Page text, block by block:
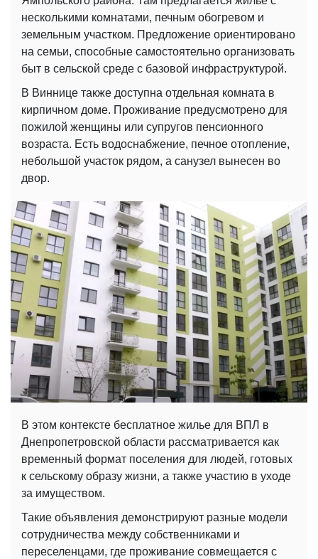
несколькими комнатами, печным обогревом и
земельным участком. Предложение ориентировано
на семьи, способные самостоятельно организовать
быт в сельской среде с базовой инфраструктурой.
В Виннице также доступна отдельная комната в
кирпичном доме. Проживание предусмотрено для
пожилой женщины или супругов пенсионного
возраста. Есть водоснабжение, печное отопление,
небольшой участок рядом, а санузел вынесен во
двор.
В этом контексте бесплатное жилье для ВПЛ в
Днепропетровской области рассматривается как
временный формат поселения для людей, готовых
к сельскому образу жизни, а также участию в уходе
за имуществом.
Такие объявления демонстрируют разные модели
сотрудничества между собственниками и
переселенцами, где проживание совмещается с